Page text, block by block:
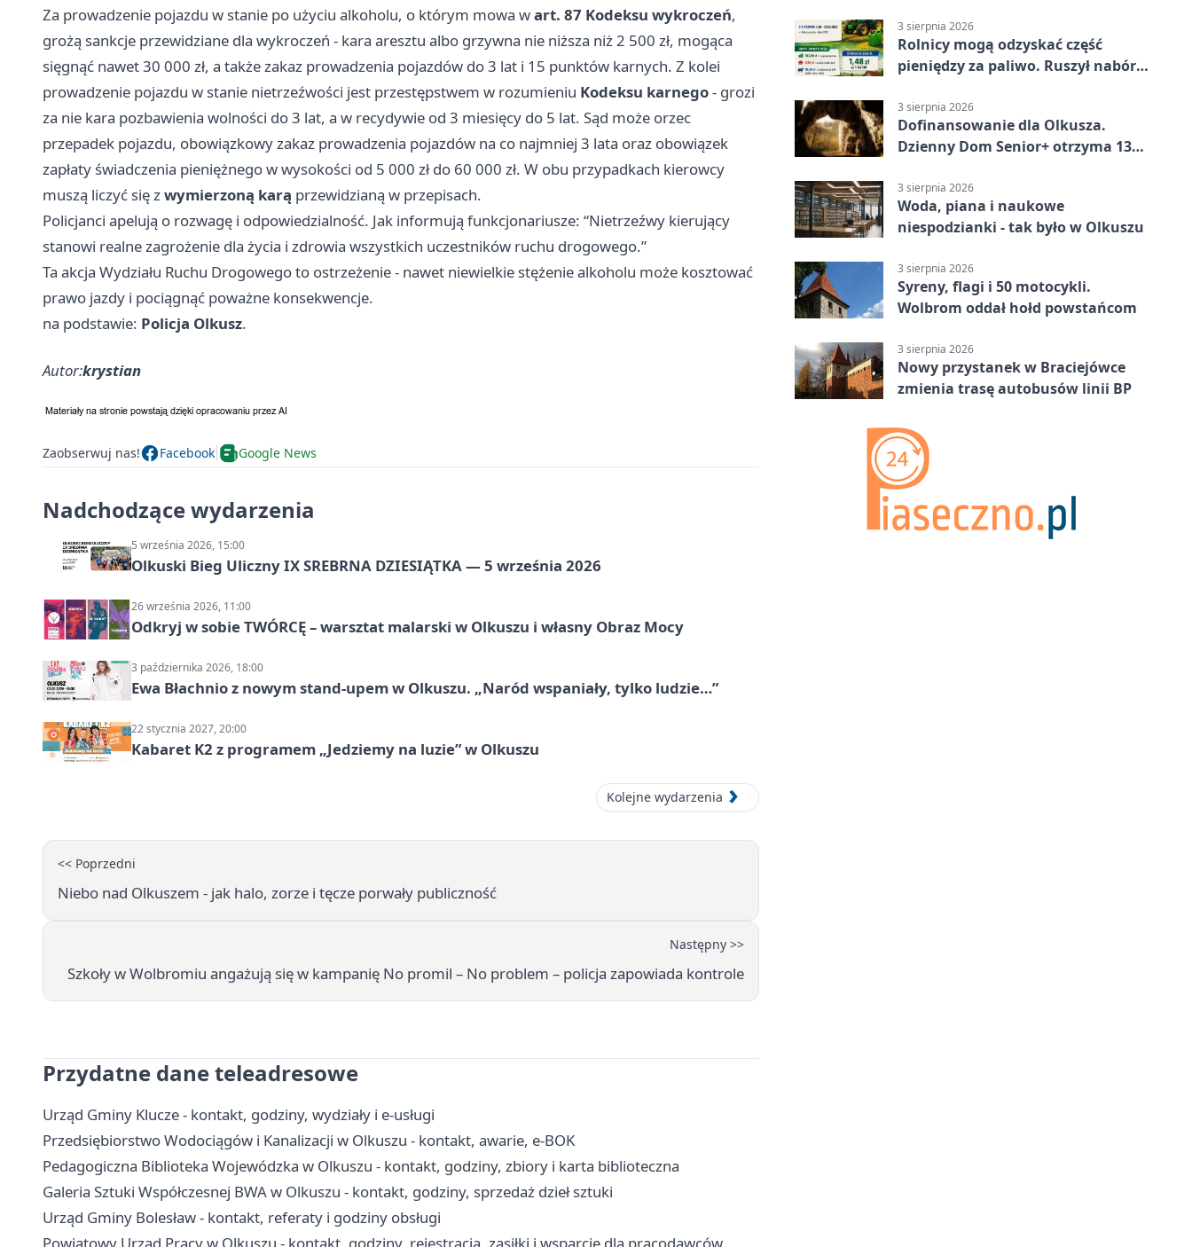
Za prowadzenie pojazdu w stanie po użyciu alkoholu, o którym mowa wart. 87 Kodeksu wykroczeń,
grożą sankcje przewidziane dla wykroczeń - kara aresztu albo grzywna nie niższa niż 2 500 zł, mogąca
sięgnąć nawet 30 000 zł, a także zakaz prowadzenia pojazdów do 3 lat i 15 punktów karnych. Z kolei
prowadzenie pojazdu w stanie nietrzeźwości jest przestępstwem w rozumieniu Kodeksu karnego- grozi
za nie kara pozbawienia wolności do 3 lat, a w recydywie od 3 miesięcy do 5 lat. Sąd może orzec
przepadek pojazdu, obowiązkowy zakaz prowadzenia pojazdów na co najmniej 3 lata oraz obowiązek
zapłaty świadczenia pieniężnego w wysokości od 5 000 zł do 60 000 zł. W obu przypadkach kierowcy
muszą liczyć się zwymierzoną karą przewidzianą w przepisach.
Policjanci apelują o rozwagę i odpowiedzialność. Jak informują funkcjonariusze: “Nietrzeźwy kierujący
stanowi realne zagrożenie dla życia i zdrowia wszystkich uczestników ruchu drogowego.”
Ta akcja Wydziału Ruchu Drogowego to ostrzeżenie - nawet niewielkie stężenie alkoholu może kosztować
prawo jazdy i pociągnąć poważne konsekwencje.
na podstawie: Policja Olkusz.
Autor:krystian
Zaobserwuj nas! Facebook Google News
Nadchodzące wydarzenia
5 września 2026, 15:00
Olkuski Bieg Uliczny IX SREBRNA DZIESIĄTKA — 5 września 2026
26 września 2026, 11:00
Odkryj w sobie TWÓRCĘ – warsztat malarski w Olkuszu i własny Obraz Mocy
3 października 2026, 18:00
Ewa Błachnio z nowym stand-upem w Olkuszu. „Naród wspaniały, tylko ludzie…”
22 stycznia 2027, 20:00
Kabaret K2 z programem „Jedziemy na luzie” w Olkuszu
Kolejne wydarzenia
<< Poprzedni
Niebo nad Olkuszem - jak halo, zorze i tęcze porwały publiczność
Następny >>
Szkoły w Wolbromiu angażują się w kampanię No promil – No problem – policja zapowiada kontrole
Przydatne dane teleadresowe
Urząd Gminy Klucze - kontakt, godziny, wydziały i e-usługi
Przedsiębiorstwo Wodociągów i Kanalizacji w Olkuszu - kontakt, awarie, e-BOK
Pedagogiczna Biblioteka Wojewódzka w Olkuszu - kontakt, godziny, zbiory i karta biblioteczna
Galeria Sztuki Współczesnej BWA w Olkuszu - kontakt, godziny, sprzedaż dzieł sztuki
Urząd Gminy Bolesław - kontakt, referaty i godziny obsługi
3 sierpnia 2026
Rolnicy mogą odzyskać część
pieniędzy za paliwo. Ruszył nabór
3 sierpnia 2026
Dofinansowanie dla Olkusza.
Dzienny Dom Senior+ otrzyma 134
3 sierpnia 2026
Woda, piana i naukowe
niespodzianki - tak było w Olkuszu
3 sierpnia 2026
Syreny, flagi i 50 motocykli.
Wolbrom oddał hołd powstańcom
3 sierpnia 2026
Nowy przystanek w Braciejówce
zmienia trasę autobusów linii BP